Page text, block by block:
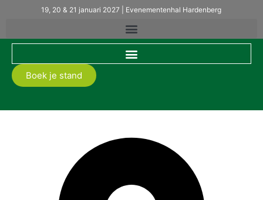
19, 20 & 21 januari 2027 | Evenementenhal Hardenberg
Boek je stand